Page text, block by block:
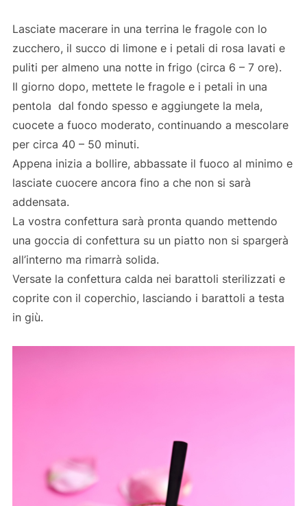
Lasciate macerare in una terrina le fragole con lo
zucchero, il succo di limone e i petali di rosa lavati e
puliti per almeno una notte in frigo (circa 6 – 7 ore).
Il giorno dopo, mettete le fragole e i petali in una
pentola dal fondo spesso e aggiungete la mela,
cuocete a fuoco moderato, continuando a mescolare
per circa 40 – 50 minuti.
Appena inizia a bollire, abbassate il fuoco al minimo e
lasciate cuocere ancora fino a che non si sarà
addensata.
La vostra confettura sarà pronta quando mettendo
una goccia di confettura su un piatto non si spargerà
all’interno ma rimarrà solida.
Versate la confettura calda nei barattoli sterilizzati e
coprite con il coperchio, lasciando i barattoli a testa
in giù.